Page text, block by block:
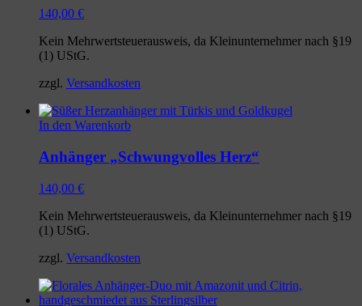
140,00 €
Kein Mehrwertsteuerausweis, da Kleinunternehmer nach §19
(1) UStG.
zzgl. Versandkosten
In den Warenkorb
Anhänger „Schwungvolles Herz“
140,00 €
Kein Mehrwertsteuerausweis, da Kleinunternehmer nach §19
(1) UStG.
zzgl. Versandkosten